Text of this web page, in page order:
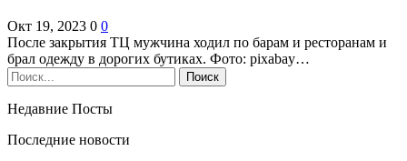
Окт 19, 2023 0 0
После закрытия ТЦ мужчина ходил по барам и ресторанам и
брал одежду в дорогих бутиках. Фото: pixabay…
Недавние Посты
Последние новости